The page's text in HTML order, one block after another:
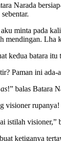
Narada
minta pada
mendingan. Lha
kedua batara
Paman ini ada-
!” balas Batara
visioner
istilah visioner,”
ketiganya